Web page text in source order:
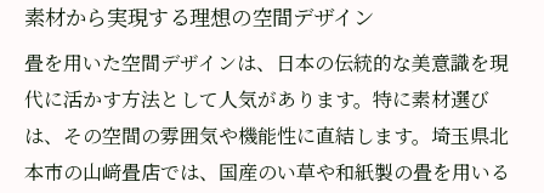
素材から実現する理想の空間デザイン
畳を用いた空間デザインは、日本の伝統的な美意識を現
代に活かす方法として人気があります。特に素材選び
は、その空間の雰囲気や機能性に直結します。埼玉県北
本市の山﨑畳店では、国産のい草や和紙製の畳を用いる